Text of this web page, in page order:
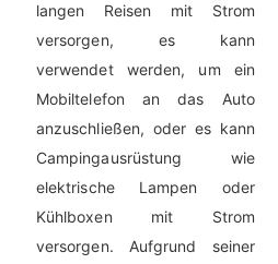
langen Reisen mit Strom
versorgen, es kann
verwendet werden, um ein
Mobiltelefon an das Auto
anzuschließen, oder es kann
Campingausrüstung wie
elektrische Lampen oder
Kühlboxen mit Strom
versorgen. Aufgrund seiner